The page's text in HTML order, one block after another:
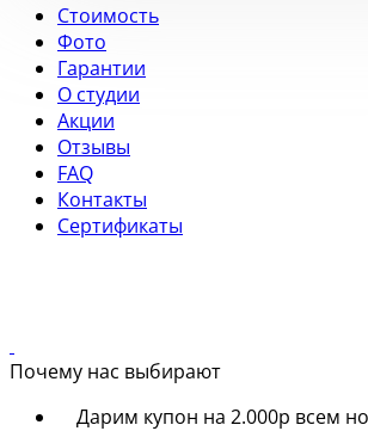
Стоимость
Фото
Гарантии
О студии
Акции
Отзывы
FAQ
Контакты
Сертификаты
Почему нас выбирают
Дарим купон на 2.000р всем